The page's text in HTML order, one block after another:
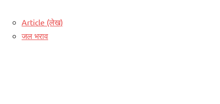
Article (लेख)
जल भराव